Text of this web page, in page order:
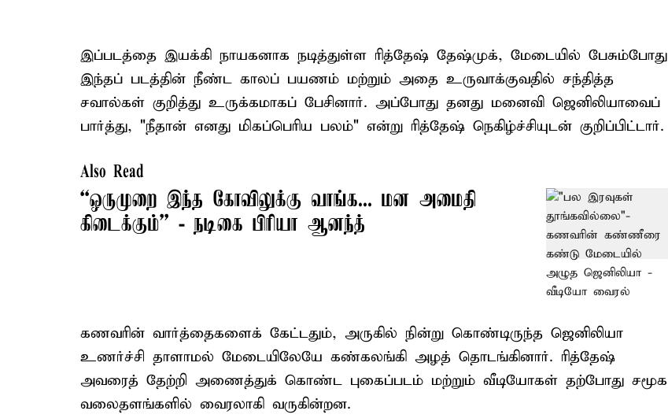
இப்படத்தை இயக்கி நாயகனாக நடித்துள்ள ரித்தேஷ் தேஷ்முக், மேடையில் பேசும்போது
இந்தப் படத்தின் நீண்ட காலப் பயணம் மற்றும் அதை உருவாக்குவதில் சந்தித்த
சவால்கள் குறித்து உருக்கமாகப் பேசினார். அப்போது தனது மனைவி ஜெனிலியாவைப்
பார்த்து, "நீதான் எனது மிகப்பெரிய பலம்" என்று ரித்தேஷ் நெகிழ்ச்சியுடன் குறிப்பிட்டார்.
Also Read
``ஒருமுறை இந்த கோவிலுக்கு வாங்க... மன அமைதி
கிடைக்கும்’’ - நடிகை பிரியா ஆனந்த்
கணவரின் வார்த்தைகளைக் கேட்டதும், அருகில் நின்று கொண்டிருந்த ஜெனிலியா
உணர்ச்சி தாளாமல் மேடையிலேயே கண்கலங்கி அழத் தொடங்கினார். ரித்தேஷ்
அவரைத் தேற்றி அணைத்துக் கொண்ட புகைப்படம் மற்றும் வீடியோகள் தற்போது சமூக
வலைதளங்களில் வைரலாகி வருகின்றன.